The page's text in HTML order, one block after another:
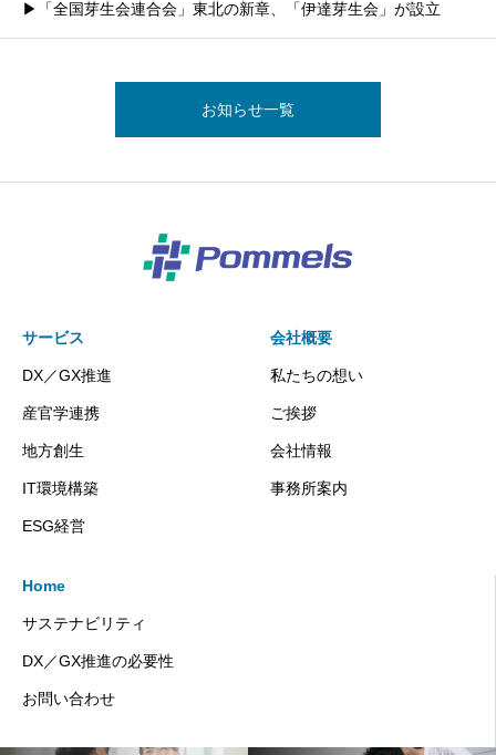
▶「全国芽生会連合会」東北の新章、「伊達芽生会」が設立
お知らせ一覧
サービス
DX／GX推進
産官学連携
地方創生
IT環境構築
ESG経営
会社概要
私たちの想い
ご挨拶
会社情報
事務所案内
Home
サステナビリティ
DX／GX推進の必要性
お問い合わせ